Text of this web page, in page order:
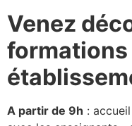
Venez
formations
A partir de 9h :